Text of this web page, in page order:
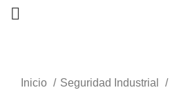
Inicio Seguridad Industrial